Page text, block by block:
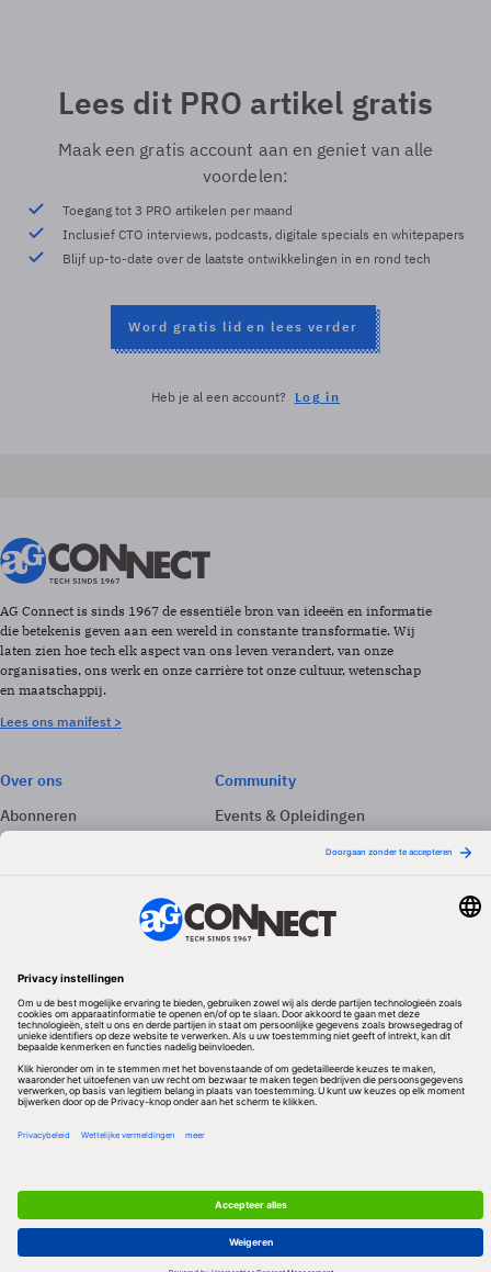
Lees dit PRO artikel gratis
Maak een gratis account aan en geniet van alle
voordelen:
Toegang tot 3 PRO artikelen per maand
Inclusief CTO interviews, podcasts, digitale specials en whitepapers
Blijf up-to-date over de laatste ontwikkelingen in en rond tech
Word gratis lid en lees verder
Heb je al een account? Log in
AG Connect is sinds 1967 de essentiële bron van ideeën en informatie
die betekenis geven aan een wereld in constante transformatie. Wij
laten zien hoe tech elk aspect van ons leven verandert, van onze
organisaties, ons werk en onze carrière tot onze cultuur, wetenschap
en maatschappij.
Lees ons manifest >
Over ons
Abonneren
Adverteren
Community
Events & Opleidingen
Volg ons
Redactionele partner
Algemene Voorwaarden & Copyrights